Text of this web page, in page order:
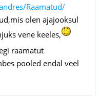
Raamatud/
olen ajajooksul
vene keeles,
raamatut
pooled endal veel